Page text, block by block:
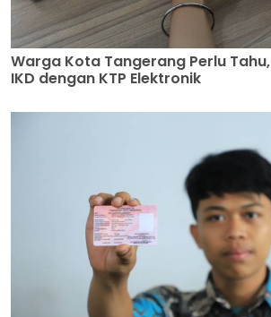
Warga Kota Tangerang Perlu
IKD dengan KTP Elektronik